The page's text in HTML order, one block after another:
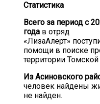
Статистика
Всего за период с
года в отряд
«ЛизаАлерт»
помощи в поиске
территории Томской
Из Асиновского
человек найдены
не найден.